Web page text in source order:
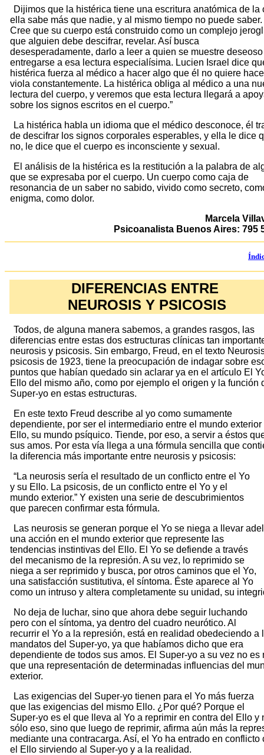
Dijimos que la histérica tiene una escritura anatómica de la
ella sabe más que nadie, y al mismo tiempo no puede saber.
Cree que su cuerpo está construido como un complejo
que alguien debe descifrar, revelar. Así busca
desesperadamente, darlo a leer a quien se muestre
entregarse a esa lectura especialísima. Lucien Israel dice
histérica fuerza al médico a hacer algo que él no quiere
viola constantemente. La histérica obliga al médico a una
lectura del cuerpo, y veremos que esta lectura llegará a
sobre los signos escritos en el cuerpo.”
La histérica habla un idioma que el médico desconoce, él
de descifrar los signos corporales esperables, y ella le dice
no, le dice que el cuerpo es inconsciente y sexual.
El análisis de la histérica es la restitución a la palabra de
que se expresaba por el cuerpo. Un cuerpo como caja de
resonancia de un saber no sabido, vivido como secreto,
enigma, como dolor.
Marcela
Psicoanalista Buenos Aires: 795
DIFERENCIAS ENTRE
NEUROSIS Y PSICOSIS
Todos, de alguna manera sabemos, a grandes rasgos, las
diferencias entre estas dos estructuras clínicas tan
neurosis y psicosis. Sin embargo, Freud, en el texto
psicosis de 1923, tiene la preocupación de indagar sobre
puntos que habían quedado sin aclarar ya en el artículo El
Ello del mismo año, como por ejemplo el origen y la función
Super-yo en estas estructuras.
En este texto Freud describe al yo como sumamente
dependiente, por ser el intermediario entre el mundo exterior
Ello, su mundo psíquico. Tiende, por eso, a servir a éstos
sus amos. Por esta vía llega a una fórmula sencilla que
la diferencia más importante entre neurosis y psicosis:
“La neurosis sería el resultado de un conflicto entre el Yo
y su Ello. La psicosis, de un conflicto entre el Yo y el
mundo exterior.” Y existen una serie de descubrimientos
que parecen confirmar esta fórmula.
Las neurosis se generan porque el Yo se niega a llevar
una acción en el mundo exterior que represente las
tendencias instintivas del Ello. El Yo se defiende a través
del mecanismo de la represión. A su vez, lo reprimido se
niega a ser reprimido y busca, por otros caminos que el Yo,
una satisfacción sustitutiva, el síntoma. Éste aparece al Yo
como un intruso y altera completamente su unidad, su
No deja de luchar, sino que ahora debe seguir luchando
pero con el síntoma, ya dentro del cuadro neurótico. Al
recurrir el Yo a la represión, está en realidad obedeciendo a
mandatos del Super-yo, ya que habíamos dicho que era
dependiente de todos sus amos. El Super-yo a su vez no es
que una representación de determinadas influencias del
exterior.
Las exigencias del Super-yo tienen para el Yo más fuerza
que las exigencias del mismo Ello. ¿Por qué? Porque el
Super-yo es el que lleva al Yo a reprimir en contra del Ello y
sólo eso, sino que luego de reprimir, afirma aún más la
mediante una contracarga. Así, el Yo ha entrado en conflicto
el Ello sirviendo al Super-yo y a la realidad.